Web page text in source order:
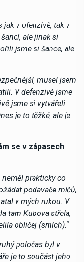
jak v ofenzivě, tak v
ale jinak si
jsme si šance, ale
musel jsem
V defenzivě jsme
jsme si vytvářeli
je to těžké, ale je
se v zápasech
neměl prakticky co
podavače míčů,
v mých rukou. V
tam Kubova střela,
obličej (smích).“
poločas byl v
je to součást jeho